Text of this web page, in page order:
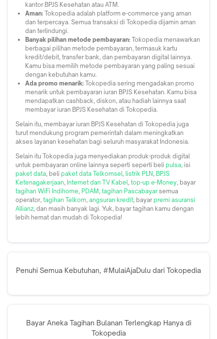
kantor BPJS Kesehatan atau ATM.
Aman: Tokopedia adalah platform e-commerce yang aman
dan terpercaya. Semua transaksi di Tokopedia dijamin aman
dan terlindungi.
Banyak pilihan metode pembayaran: Tokopedia menawarkan
berbagai pilihan metode pembayaran, termasuk kartu
kredit/debit, transfer bank, dan pembayaran digital lainnya.
Kamu bisa memilih metode pembayaran yang paling sesuai
dengan kebutuhan kamu.
Ada promo menarik: Tokopedia sering mengadakan promo
menarik untuk pembayaran iuran BPJS Kesehatan. Kamu bisa
mendapatkan cashback, diskon, atau hadiah lainnya saat
membayar iuran BPJS Kesehatan di Tokopedia.
Selain itu, membayar iuran BPJS Kesehatan di Tokopedia juga
turut mendukung program pemerintah dalam meningkatkan
akses layanan kesehatan bagi seluruh masyarakat Indonesia.
Selain itu Tokopedia juga menyediakan produk-produk digital
untuk pembayaran online lainnya seperti seperti beli pulsa, isi
paket data, beli paket data Telkomsel , listrik PLN , BPJS
Ketenagakerjaan, Internet dan TV Kabel , top-up e-Money, bayar
tagihan WiFi Indihome, PDAM , tagihan Pascabayar semua
operator, tagihan Telkom, angsuran kredit, bayar premi asuransi
Allianz, dan masih banyak lagi. Yuk, bayar tagihan kamu dengan
lebih hemat dan mudah di Tokopedia!
Penuhi Semua Kebutuhan, #MulaiAjaDulu dari Tokopedia
Bayar Aneka Tagihan Bulanan Terlengkap Hanya di
Tokopedia